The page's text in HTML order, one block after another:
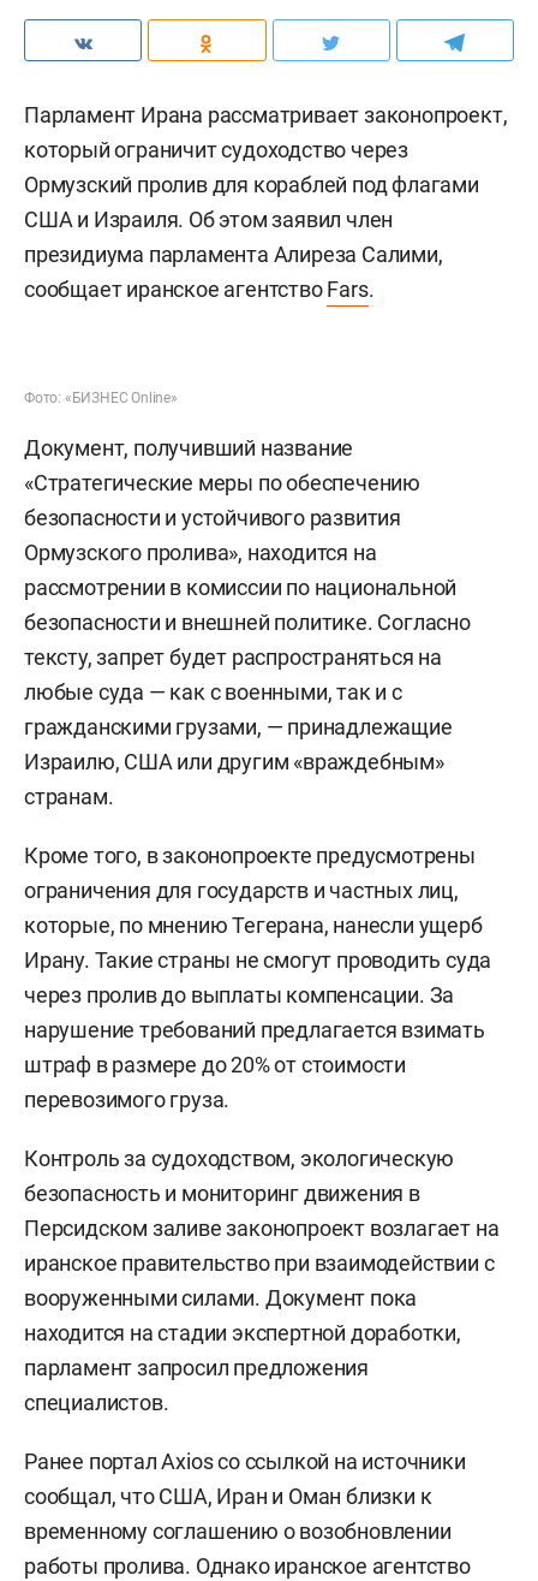
Парламент Ирана рассматривает законопроект,
который ограничит судоходство через
Ормузский пролив для кораблей под флагами
США и Израиля. Об этом заявил член
президиума парламента Алиреза Салими,
сообщает иранское агентствоFars.
Фото: «БИЗНЕС Online»
Документ, получивший название
«Стратегические меры по обеспечению
безопасности и устойчивого развития
Ормузского пролива», находится на
рассмотрении в комиссии по национальной
безопасности и внешней политике. Согласно
тексту, запрет будет распространяться на
любые суда — как с военными, так и с
гражданскими грузами, — принадлежащие
Израилю, США или другим «враждебным»
странам.
Кроме того, в законопроекте предусмотрены
ограничения для государств и частных лиц,
которые, по мнению Тегерана, нанесли ущерб
Ирану. Такие страны не смогут проводить суда
через пролив до выплаты компенсации. За
нарушение требований предлагается взимать
штраф в размере до 20% от стоимости
перевозимого груза.
Контроль за судоходством, экологическую
безопасность и мониторинг движения в
Персидском заливе законопроект возлагает на
иранское правительство при взаимодействии с
вооруженными силами. Документ пока
находится на стадии экспертной доработки,
парламент запросил предложения
специалистов.
Ранее портал Axios со ссылкой на источники
сообщал, что США, Иран и Оман близки к
временному соглашению о возобновлении
работы пролива. Однако иранское агентство